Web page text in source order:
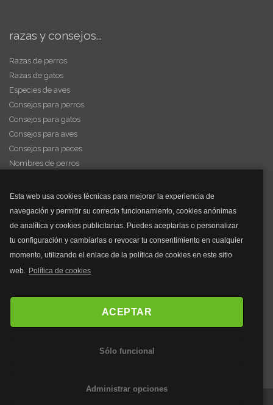
Esta web usa cookies técnicas para mejorar la experiencia de
navegación y permitir su correcto funcionamiento, cookies anónimas
de analítica y cookies publicitarias. Puedes aceptarlas o personalizar
tu configuración y cambiarlas o revocar tu consentimiento en cualquier
momento, utilizando el enlace de la política de cookies en este sitio
web. Política de cookies
ACEPTAR
Sólo funcional
Administrar opciones
razas y consejos...
Razas de perros
Razas de gatos
Especies de aves
Consejos para perros
Consejos para gatos
Consejos para aves
Consejos para peces
Nombres de perros
y mucho más...